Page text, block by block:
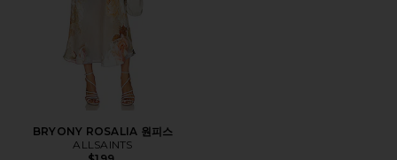
BRYONY ROSALIA 원피스
ALLSAINTS